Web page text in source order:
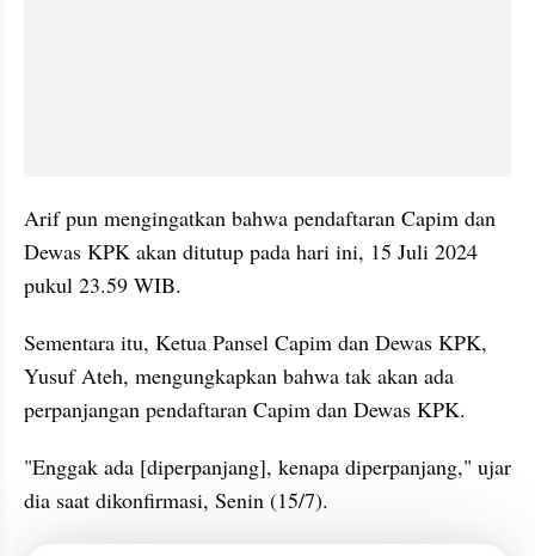
Arif pun mengingatkan bahwa pendaftaran Capim dan
Dewas KPK akan ditutup pada hari ini, 15 Juli 2024
pukul 23.59 WIB.
Sementara itu, Ketua Pansel Capim dan Dewas KPK,
Yusuf Ateh, mengungkapkan bahwa tak akan ada
perpanjangan pendaftaran Capim dan Dewas KPK.
"Enggak ada [diperpanjang], kenapa diperpanjang," ujar
dia saat dikonfirmasi, Senin (15/7).